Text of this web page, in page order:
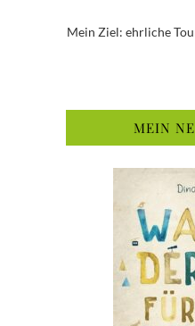
Mein Ziel: ehrliche
MEIN